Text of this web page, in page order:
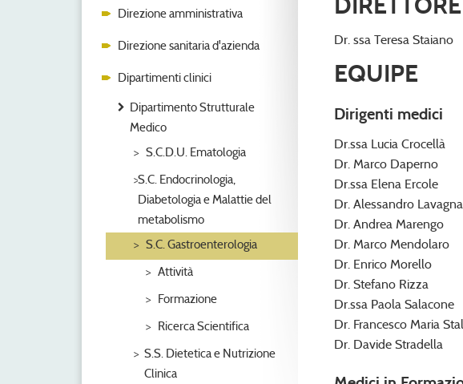
Direzione amministrativa
Direzione sanitaria d'azienda
Dipartimenti clinici
Dipartimento Strutturale
Medico
S.C.D.U. Ematologia
S.C. Endocrinologia,
Diabetologia e Malattie del
metabolismo
S.C. Gastroenterologia
Attività
Formazione
Ricerca Scientifica
S.S. Dietetica e Nutrizione
Clinica
Dr. ssa Teresa Staiano
EQUIPE
Dirigenti medici
Dr.ssa Lucia Crocellà
Dr. Marco Daperno
Dr.ssa Elena Ercole
Dr. Alessandro Lavagna
Dr. Andrea Marengo
Dr. Marco Mendolaro
Dr. Enrico Morello
Dr. Stefano Rizza
Dr.ssa Paola Salacone
Dr. Francesco Maria
Dr. Davide Stradella